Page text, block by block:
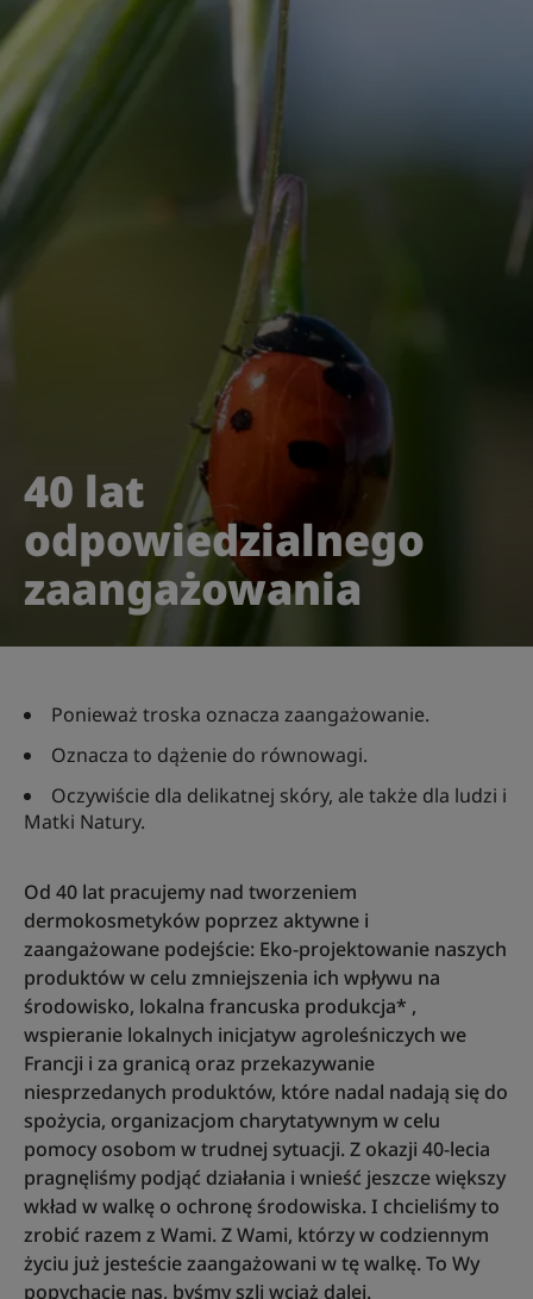
40 lat
odpowiedzialnego
zaangażowania
Ponieważ troska oznacza zaangażowanie.
Oznacza to dążenie do równowagi.
Oczywiście dla delikatnej skóry, ale także dla ludzi i
Matki Natury.
Od 40 lat pracujemy nad tworzeniem
dermokosmetyków poprzez aktywne i
zaangażowane podejście: Eko-projektowanie naszych
produktów w celu zmniejszenia ich wpływu na
środowisko, lokalna francuska produkcja* ,
wspieranie lokalnych inicjatyw agroleśniczych we
Francji i za granicą oraz przekazywanie
niesprzedanych produktów, które nadal nadają się do
spożycia, organizacjom charytatywnym w celu
pomocy osobom w trudnej sytuacji. Z okazji 40-lecia
pragnęliśmy podjąć działania i wnieść jeszcze większy
wkład w walkę o ochronę środowiska. I chcieliśmy to
zrobić razem z Wami. Z Wami, którzy w codziennym
życiu już jesteście zaangażowani w tę walkę. To Wy
popychacie nas, byśmy szli wciąż dalej.